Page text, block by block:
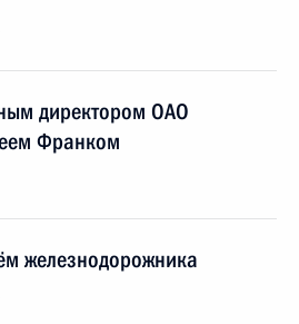
директором ОАО
Франком
железнодорожника